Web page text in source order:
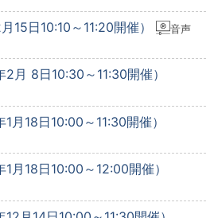
15日10:10～11:20開催）
音声
月 8日10:30～11:30開催）
月18日10:00～11:30開催）
月18日10:00～12:00開催）